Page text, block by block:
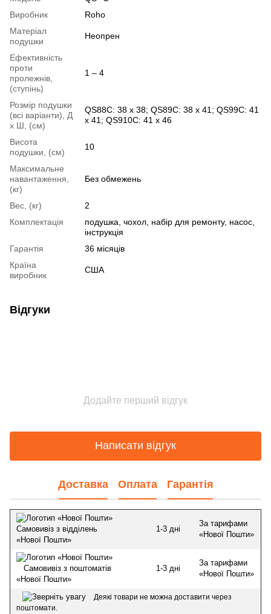
Виробник
Roho
Матеріал
подушки
Неопрен
Ефективність
проти
пролежнів,
(ступінь)
1 – 4
Розмір подушки
(всі варіанти), Д
х Ш, (см)
QS88C: 38 x 38; QS89C: 38 x 41; QS99C: 41
х 41; QS910C: 41 х 46
Висота
подушки, (см)
10
Максимальне
навантаження,
(кг)
Без обмежень
Вес, (кг)
2
Комплектація
подушка, чохол, набір для ремонту, насос,
інструкція
Гарантія
36 місяців
Країна
виробник
США
Відгуки
Додайте перший відгук
Написати відгук
Доставка Оплата Гарантія
Самовивіз з відділень
«Нової Пошти»
1-3 дні
За тарифами
«Нової Пошти»
Самовивіз з поштоматів
«Нової Пошти»
1-3 дні
За тарифами
«Нової Пошти»
Деякі товари не можна доставити через
поштомати.